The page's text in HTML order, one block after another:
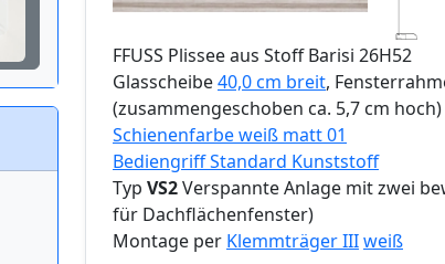
FFUSS Plissee aus Stoff Barisi 26H52
Glasscheibe40,0 cm breit,
(zusammengeschoben ca. 5,7 cm hoch)
Schienenfarbe weiß matt 01
Bediengriff Standard Kunststoff
Typ VS2Verspannte Anlage mit zwei
für Dachflächenfenster)
Montage per Klemmträger IIIweiß